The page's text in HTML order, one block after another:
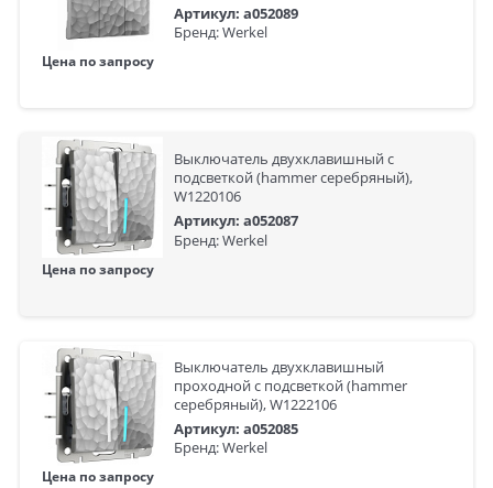
Артикул: a052089
Бренд: Werkel
Цена по запросу
Выключатель двухклавишный с
подсветкой (hammer серебряный),
W1220106
Артикул: a052087
Бренд: Werkel
Цена по запросу
Выключатель двухклавишный
проходной с подсветкой (hammer
серебряный), W1222106
Артикул: a052085
Бренд: Werkel
Цена по запросу